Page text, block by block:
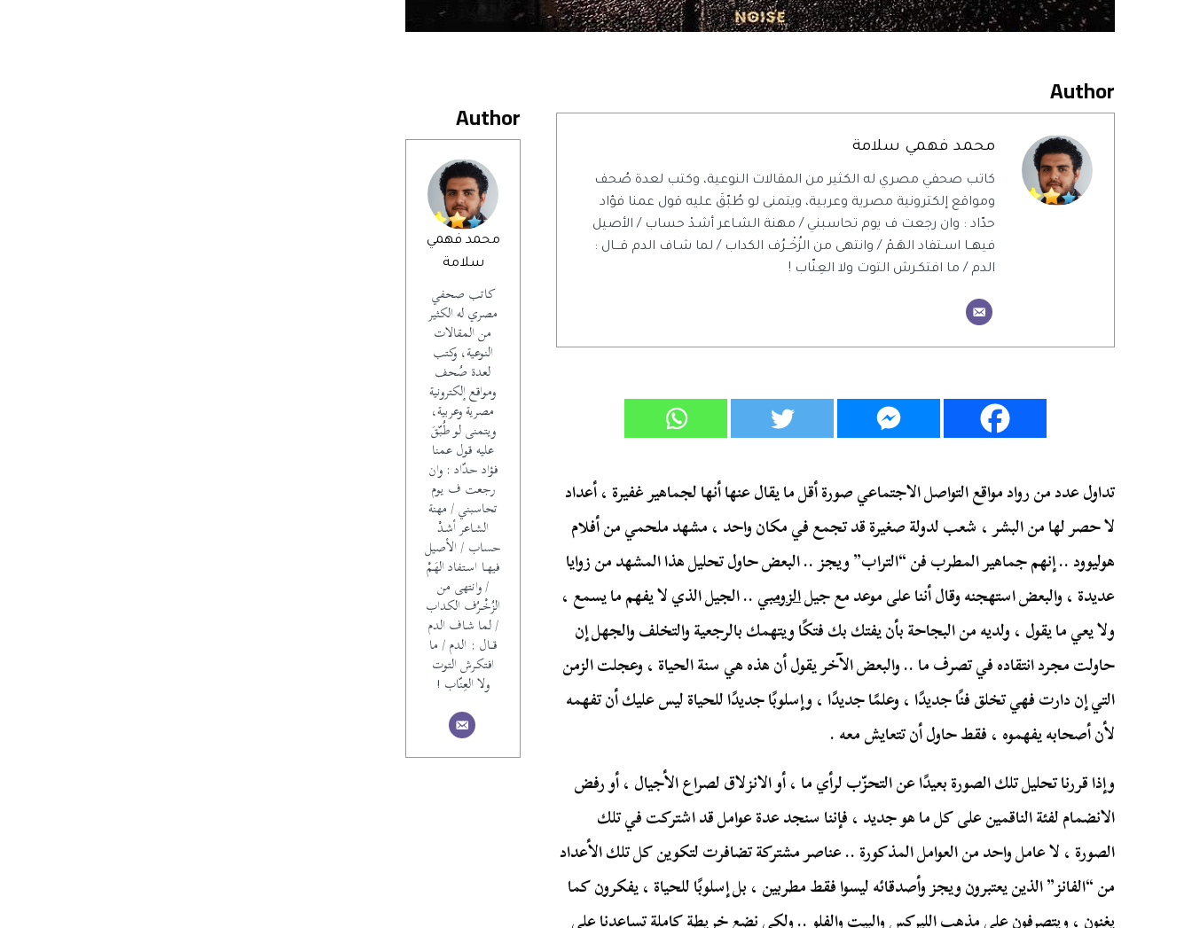
Author
محمد فهمي
سلامة
كاتب صحفي
مصري له الكثير
من المقالات
النوعية، وكتب
لعدة صُحف
ومواقع إلكترونية
مصرية وعربية،
ويتمنى لو طُبّقَ
عليه قول عمنا
فؤاد حدّاد : وان
رجعت ف يوم
تحاسبني / مهنة
الشـاعر أشـدْ
حساب / الأصيل
فيهــا اسـتفاد الهَـمْ
/ وانتهى من
الزُخْــرُف الكداب
/ لما شـاف الدم
قـــال : الدم / ما
افتكـرش التوت
ولا العِنّاب !
Author
محمد فهمي سلامة
كاتب صحفي مصري له الكثير من المقالات النوعية، وكتب لعدة صُحف
ومواقع إلكترونية مصرية وعربية، ويتمنى لو طُبّقَ عليه قول عمنا فؤاد
حدّاد : وان رجعت ف يوم تحاسبني / مهنة الشـاعر أشـدْ حساب / الأصيل
فيهــا اسـتفاد الهَـمْ / وانتهى من الزُخْــرُف الكداب / لما شـاف الدم قـــال :
الدم / ما افتكـرش التوت ولا العِنّاب !
تداول عدد من رواد مواقع التواصل الاجتماعي صورة أقل ما يقال عنها أنها لجماهير غفيرة ، أعداد
لا حصر لها من البشر ، شعب لدولة صغيرة قد تجمع في مكان واحد ، مشهد ملحمي من أفلام
هوليوود .. إنهم جماهير المطرب فن “التراب” ويجز .. البعض حاول تحليل هذا المشهد من زوايا
عديدة ، والبعض استهجنه وقال أننا على موعد مع جيلالزومبي.. الجيل الذي لا يفهم ما يسمع ،
ولا يعي ما يقول ، ولديه من البجاحة بأن يفتك بك فتكًا ويتهمك بالرجعية والتخلف والجهل إن
حاولت مجرد انتقاده في تصرف ما .. والبعض الآخر يقول أن هذه هي سنة الحياة ، وعجلت الزمن
التي إن دارت فهي تخلق فنًا جديدًا ، وعلمًا جديدًا ، وإسلوبًا جديدًا للحياة ليس عليك أن تفهمه
لأن أصحابه يفهموه ، فقط حاول أن تتعايش معه .
وإذا قررنا تحليل تلك الصورة بعيدًا عن التحزّب لرأي ما ، أو الانزلاق لصراع الأجيال ، أو رفض
الانضمام لفئة الناقمين على كل ما هو جديد ، فإننا سنجد عدة عوامل قد اشتركت في تلك
الصورة ، لا عامل واحد من العوامل المذكورة .. عناصر مشتركة تضافرت لتكوين كل تلك الأعداد
من “الفانز” الذين يعتبرون ويجز وأصدقائه ليسوا فقط مطربين ، بل إسلوبًا للحياة ، يفكرون كما
يغنون ، ويتصرفون على مذهب الليركس والبيت والفلو .. ولكي نضع خريطة كاملة تساعدنا على